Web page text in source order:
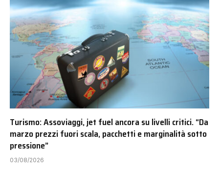
Turismo: Assoviaggi, jet fuel ancora su livelli critici. “Da
marzo prezzi fuori scala, pacchetti e marginalità sotto
pressione”
03/08/2026